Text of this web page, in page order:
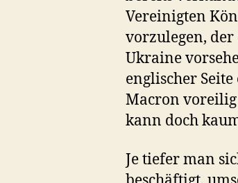
Vereinigten
vorzulegen,
Ukraine
englischer
Macron
kann doch
Je tiefer man